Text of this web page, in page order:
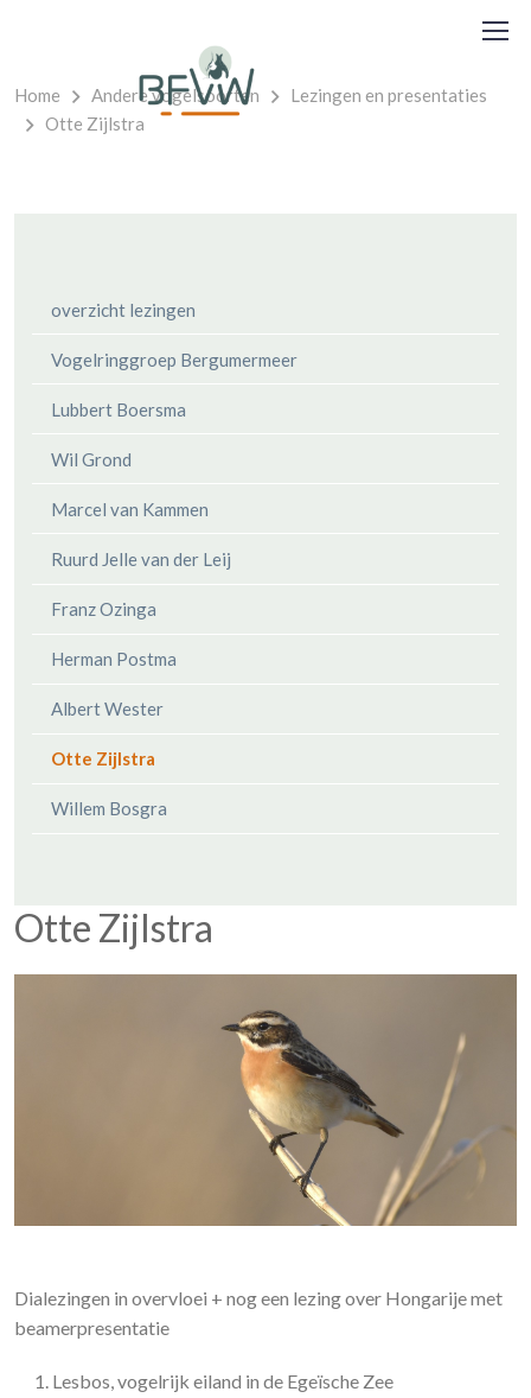
Home Andere vogelsoorten
Lezingen en presentaties
Otte Zijlstra
overzicht lezingen
Vogelringgroep Bergumermeer
Lubbert Boersma
Wil Grond
Marcel van Kammen
Ruurd Jelle van der Leij
Franz Ozinga
Herman Postma
Albert Wester
Otte Zijlstra
Willem Bosgra
Otte Zijlstra
Dialezingen in overvloei + nog een lezing over Hongarije met
beamerpresentatie
Lesbos, vogelrijk eiland in de Egeïsche Zee